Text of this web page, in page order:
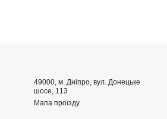
49000, м. Дніпро, вул. Донецьке
шосе, 113
Мапа проїзду